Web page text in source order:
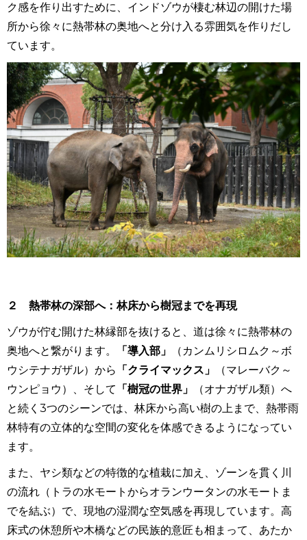
ク感を作り出すために、インドゾウが棲む林辺の開けた場
所から徐々に熱帯林の奥地へと分け入る雰囲気を作りだし
ています。
２ 熱帯林の深部へ：林床から樹冠までを再現
ゾウが佇む開けた林縁部を抜けると、道は徐々に熱帯林の
奥地へと繋がります。
「導入部」
（カンムリシロムク～ボ
ウシテナガザル）から 「クライマックス」
（マレーバク～
ウンピョウ）、そして 「樹冠の世界」
（オナガザル類）へ
と続く 3つのシーンでは、林床から高い樹の上まで、熱帯雨
林特有の立体的な空間の変化を体感できるようになってい
ます。
また、ヤシ類などの特徴的な植栽に加え、ゾーンを貫く川
の流れ（トラの水モートからオランウータンの水モートま
でを結ぶ）で、現地の湿潤な空気感を再現しています。高
床式の休憩所や木橋などの民族的意匠も相まって、あたか